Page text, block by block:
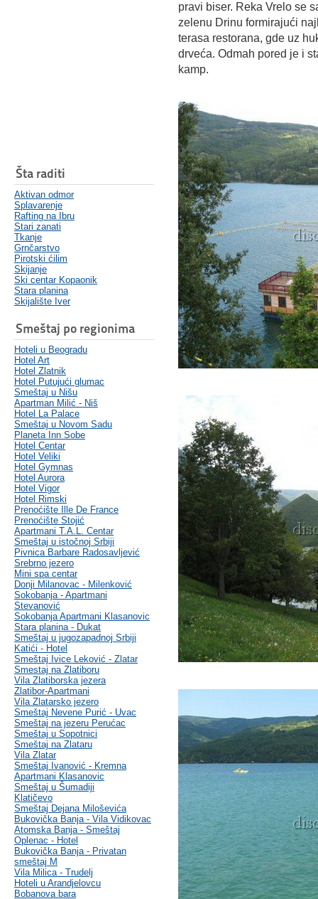
Šta raditi
Aktivan odmor
Splavarenje
Rafting na Ibru
Stari zanati
Tkanje
Grnčarstvo
Pirotski ćilim
Skijanje
Ski centar Kopaonik
Stara planina
Skijalište Iver
Smeštaj po regionima
Hoteli u Beogradu
Hotel Art
Hotel Zlatnik
Hotel Putujući glumac
Smeštaj u Nišu
Apartman Milić - Niš
Hotel La Palace
Smeštaj u Novom Sadu
Planeta Inn Sobe
Hotel Centar
Hotel Veliki
Hotel Gymnas
Hotel Aurora
Hotel Vigor
Hotel Rimski
Prenoćište Ille De France
Prenoćište Stojić
Apartmani T.A.L. Centar
Smeštaj u istočnoj Srbiji
Pivnica Barbare Radosavljević
Srebrno jezero
Mini spa centar
Donji Milanovac - Milenković
Sokobanja - Apartmani
Stevanović
Sokobanja Apartmani Klasanovic
Stara planina - Dukat
Smeštaj u jugozapadnoj Srbiji
Katići - Hotel
Smeštaj Ivice Leković - Zlatar
Smestaj na Zlatiboru
Vila Zlatiborska jezera
Zlatibor-Apartmani
Vila Zlatarsko jezero
Smeštaj Nevene Purić - Uvac
Smeštaj na jezeru Perućac
Smeštaj u Sopotnici
Smeštaj na Zlataru
Vila Zlatar
Smeštaj Ivanović - Kremna
Apartmani Klasanovic
Smeštaj u Šumadiji
Klatičevo
Smeštaj Dejana Miloševića
Bukovička Banja - Vila Vidikovac
Atomska Banja - Smeštaj
Oplenac - Hotel
Bukovička Banja - Privatan
smeštaj M
Vila Milica - Trudelj
Hoteli u Arandjelovcu
Bobanova bara
pravi biser. Reka Vrelo se
zelenu Drinu formirajući
terasa restorana, gde uz
drveća. Odmah pored je i
kamp.